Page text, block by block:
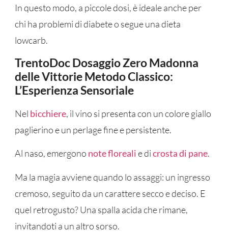
In questo modo, a piccole dosi, è ideale anche per
chi ha problemi di diabete o segue una dieta
lowcarb.
TrentoDoc Dosaggio Zero Madonna
delle Vittorie Metodo Classico:
L’Esperienza Sensoriale
Nel bicchiere, il vino si presenta con un colore giallo
paglierino e un perlage fine e persistente.
Al naso, emergono note florealie dicrosta di pane.
Ma la magia avviene quando lo assaggi: un ingresso
cremoso, seguito da un carattere secco e deciso. E
quel retrogusto? Una spalla acida che rimane,
invitandoti a un altro sorso.